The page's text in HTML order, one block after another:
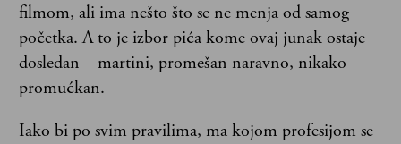
filmom, ali ima nešto što se ne menja od samog
početka. A to je izbor pića kome ovaj junak ostaje
dosledan – martini, promešan naravno, nikako
promućkan.
Iako bi po svim pravilima, ma kojom profesijom se